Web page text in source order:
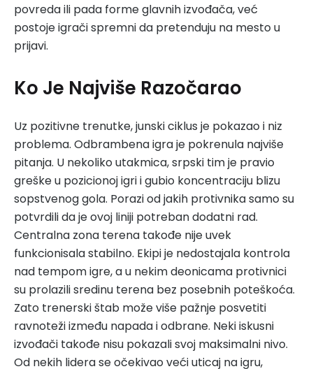
povreda ili pada forme glavnih izvođača, već
postoje igrači spremni da pretenduju na mesto u
prijavi.
Ko Je Najviše Razočarao
Uz pozitivne trenutke, junski ciklus je pokazao i niz
problema. Odbrambena igra je pokrenula najviše
pitanja. U nekoliko utakmica, srpski tim je pravio
greške u pozicionoj igri i gubio koncentraciju blizu
sopstvenog gola. Porazi od jakih protivnika samo su
potvrdili da je ovoj liniji potreban dodatni rad.
Centralna zona terena takođe nije uvek
funkcionisala stabilno. Ekipi je nedostajala kontrola
nad tempom igre, a u nekim deonicama protivnici
su prolazili sredinu terena bez posebnih poteškoća.
Zato trenerski štab može više pažnje posvetiti
ravnoteži između napada i odbrane. Neki iskusni
izvođači takođe nisu pokazali svoj maksimalni nivo.
Od nekih lidera se očekivao veći uticaj na igru,